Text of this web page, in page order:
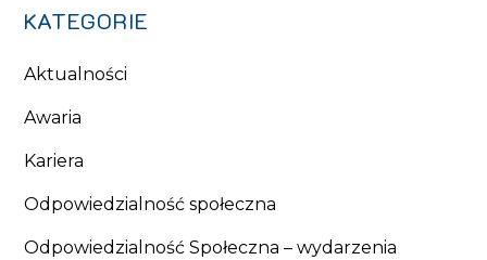
KATEGORIE
Aktualności
Awaria
Kariera
Odpowiedzialność społeczna
Odpowiedzialność Społeczna – wydarzenia